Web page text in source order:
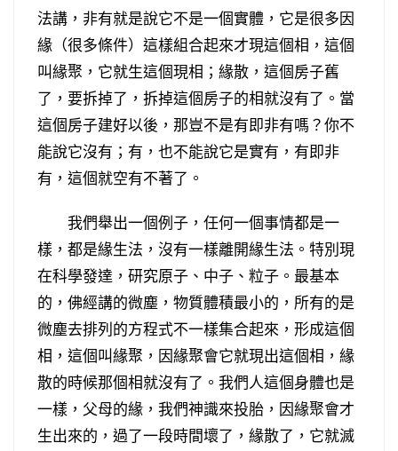
法講，非有就是說它不是一個實體，它是很多因
緣（很多條件）這樣組合起來才現這個相，這個
叫緣聚，它就生這個現相；緣散，這個房子舊
了，要拆掉了，拆掉這個房子的相就沒有了。當
這個房子建好以後，那豈不是有即非有嗎？你不
能說它沒有；有，也不能說它是實有，有即非
有，這個就空有不著了。
我們舉出一個例子，任何一個事情都是一
樣，都是緣生法，沒有一樣離開緣生法。特別現
在科學發達，研究原子、中子、粒子。最基本
的，佛經講的微塵，物質體積最小的，所有的是
微塵去排列的方程式不一樣集合起來，形成這個
相，這個叫緣聚，因緣聚會它就現出這個相，緣
散的時候那個相就沒有了。我們人這個身體也是
一樣，父母的緣，我們神識來投胎，因緣聚會才
生出來的，過了一段時間壞了，緣散了，它就滅